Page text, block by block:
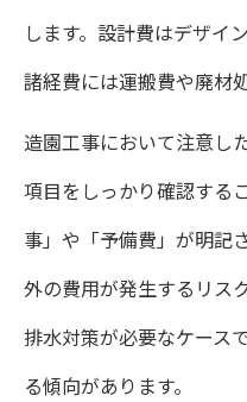
します。設計費はデザイ
諸経費には運搬費や廃材
造園工事において注意し
項目をしっかり確認する
事」や「予備費」が明記
外の費用が発生するリス
排水対策が必要なケース
る傾向があります。